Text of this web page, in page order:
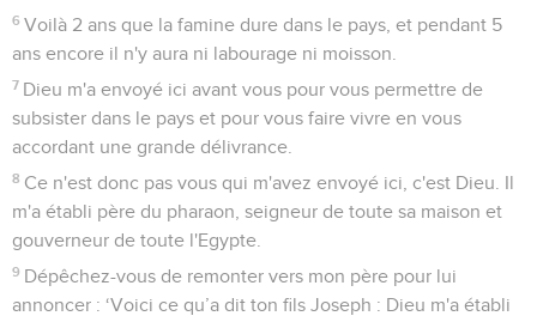
6 Voilà 2 ans que la famine dure dans le pays, et pendant 5
ans encore il n'y aura ni labourage ni moisson.
7 Dieu m'a envoyé ici avant vous pour vous permettre de
subsister dans le pays et pour vous faire vivre en vous
accordant une grande délivrance.
8 Ce n'est donc pas vous qui m'avez envoyé ici, c'est Dieu. Il
m'a établi père du pharaon, seigneur de toute sa maison et
gouverneur de toute l'Egypte.
9 Dépêchez-vous de remonter vers mon père pour lui
annoncer : ‘Voici ce qu’a dit ton fils Joseph : Dieu m'a établi